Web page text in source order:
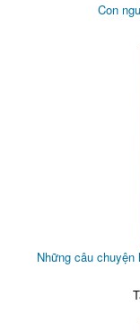
Con
Những câu chuyện